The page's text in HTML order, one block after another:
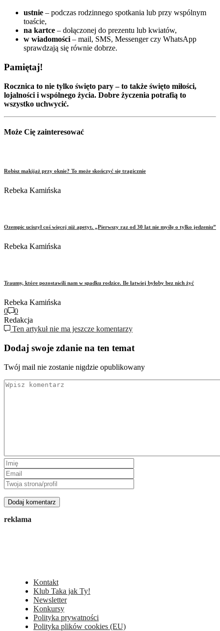
ustnie – podczas rodzinnego spotkania lub przy wspólnym
toaście,
na kartce – dołączonej do prezentu lub kwiatów,
w wiadomości – mail, SMS, Messenger czy WhatsApp
sprawdzają się równie dobrze.
Pamiętaj!
Rocznica to nie tylko święto pary – to także święto miłości,
lojalności i wspólnego życia. Dobre życzenia potrafią to
wszystko uchwycić.
Może Cię zainteresować
Robisz makijaż przy oknie? To może skończyć się tragicznie
Rebeka Kamińska
Ozempic uciszył coś więcej niż apetyt. „Pierwszy raz od 30 lat nie myślę o tylko jedzeniu”
Rebeka Kamińska
Traumy, które pozostawili nam w spadku rodzice. Ile łatwiej byłoby bez nich żyć
Rebeka Kamińska
0
0
Redakcja
Ten artykuł nie ma jeszcze komentarzy
Dodaj swoje zdanie na ten temat
Twój mail nie zostanie nigdzie opublikowany
reklama
Kontakt
Klub Taka jak Ty!
Newsletter
Konkursy
Polityka prywatności
Polityka plików cookies (EU)